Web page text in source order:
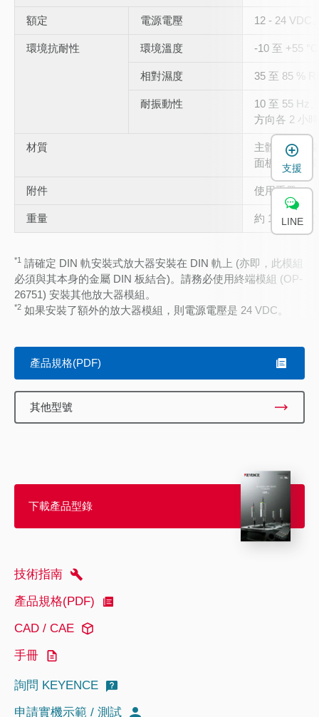
額定 電源電壓 12 - 24 VDC
環境抗耐性 環境溫度 -10 至 +55
相對濕度 35 至 85 %
耐振動性
10 至 55 Hz
方向各 2 小時
材質
主體：聚碳
面板：聚碳
附件 使用手冊
重量 約 110 公克 (
*1 請確定 DIN 軌安裝式放大器安裝在 DIN 軌上 (亦即，此模組
必須與其本身的金屬 DIN 板結合)。請務必使用終端模組 (OP-
26751) 安裝其他放大器模組。
*2 如果安裝了額外的放大器模組，則電源電壓是 24 VDC。
產品規格(PDF)
其他型號
下載產品型錄
技術指南
產品規格(PDF)
CAD / CAE
手冊
詢問 KEYENCE
申請實機示範 / 測試
支援
LINE